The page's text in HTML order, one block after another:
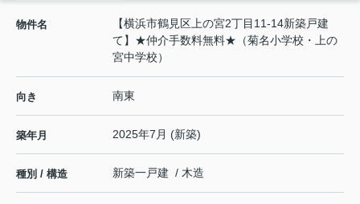
物件名
【横浜市鶴見区上の宮2丁目11-14新築戸建
て】★仲介手数料無料★（菊名小学校・上の
宮中学校）
向き 南東
築年月 2025年7月 (新築)
種別 / 構造 新築一戸建 / 木造